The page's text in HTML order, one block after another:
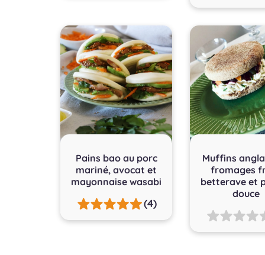
Pains bao au porc
mariné, avocat et
mayonnaise wasabi
(4)
Muffins
fromages
betterave et
douce